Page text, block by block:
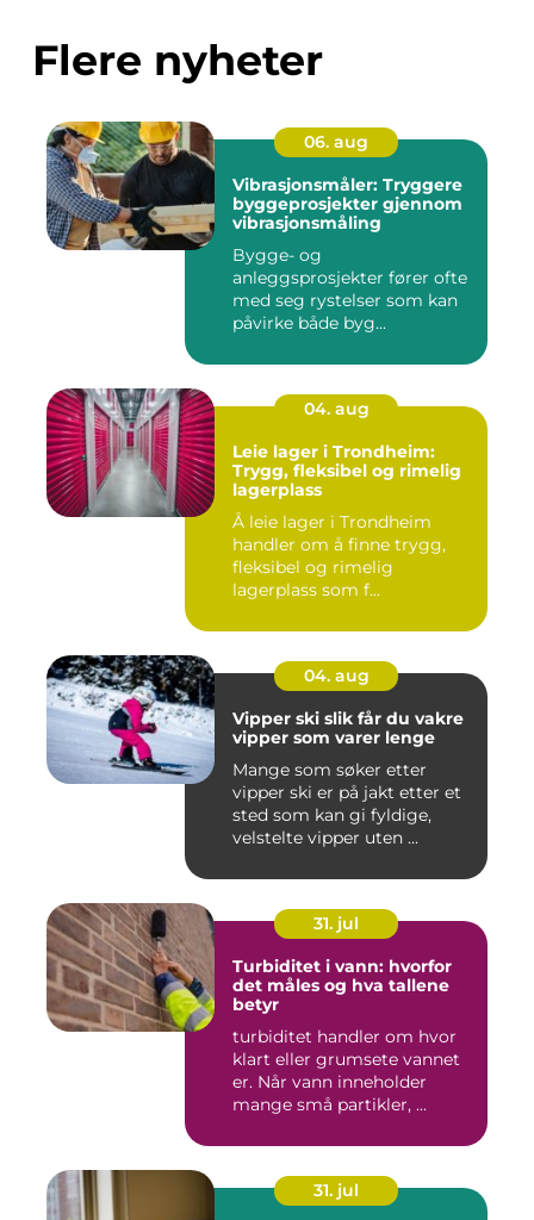
Flere nyheter
06. aug
Vibrasjonsmåler: Tryggere
byggeprosjekter gjennom
vibrasjonsmåling
Bygge- og
anleggsprosjekter fører ofte
med seg rystelser som kan
påvirke både byg...
04. aug
Leie lager i Trondheim:
Trygg, fleksibel og rimelig
lagerplass
Å leie lager i Trondheim
handler om å finne trygg,
fleksibel og rimelig
lagerplass som f...
04. aug
Vipper ski slik får du vakre
vipper som varer lenge
Mange som søker etter
vipper ski er på jakt etter et
sted som kan gi fyldige,
velstelte vipper uten ...
31. jul
Turbiditet i vann: hvorfor
det måles og hva tallene
betyr
turbiditet handler om hvor
klart eller grumsete vannet
er. Når vann inneholder
mange små partikler, ...
31. jul